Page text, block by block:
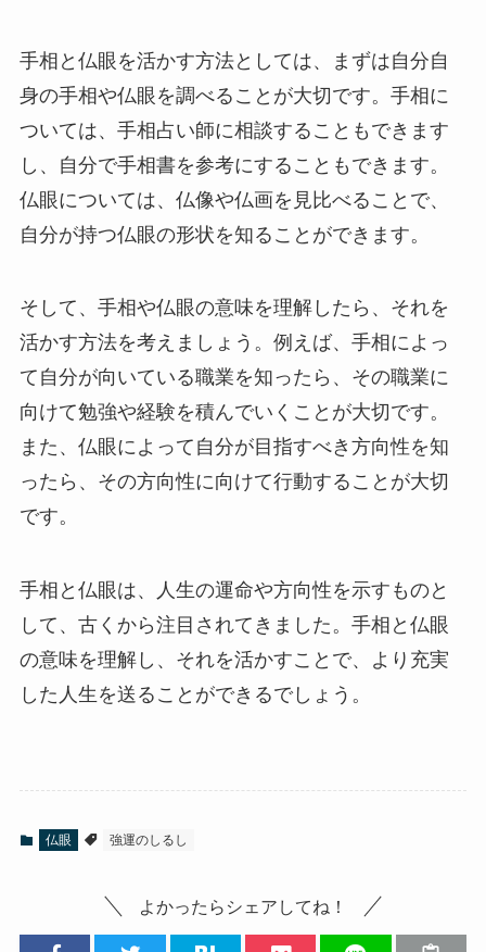
手相と仏眼を活かす方法としては、まずは自分自
身の手相や仏眼を調べることが大切です。手相に
ついては、手相占い師に相談することもできます
し、自分で手相書を参考にすることもできます。
仏眼については、仏像や仏画を見比べることで、
自分が持つ仏眼の形状を知ることができます。
そして、手相や仏眼の意味を理解したら、それを
活かす方法を考えましょう。例えば、手相によっ
て自分が向いている職業を知ったら、その職業に
向けて勉強や経験を積んでいくことが大切です。
また、仏眼によって自分が目指すべき方向性を知
ったら、その方向性に向けて行動することが大切
です。
手相と仏眼は、人生の運命や方向性を示すものと
して、古くから注目されてきました。手相と仏眼
の意味を理解し、それを活かすことで、より充実
した人生を送ることができるでしょう。
仏眼 強運のしるし
よかったらシェアしてね！